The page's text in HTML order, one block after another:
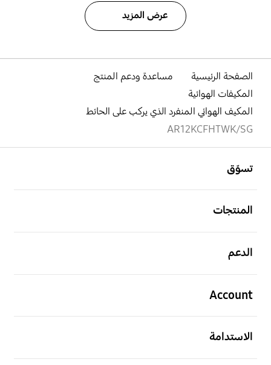
عرض المزيد
الصفحة الرئيسية
مساعدة ودعم المنتج
المكيفات الهوائية
المكيف الهوائي المنفرد الذي يركب على الحائط
AR12KCFHTWK/SG
تسوّق
المنتجات
الدعم
Account
الاستدامة